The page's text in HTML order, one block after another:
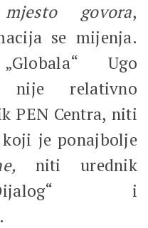
mjesto govora,
se mijenja.
Ugo
nije relativno
PEN Centra, niti
je ponajbolje
niti urednik
i